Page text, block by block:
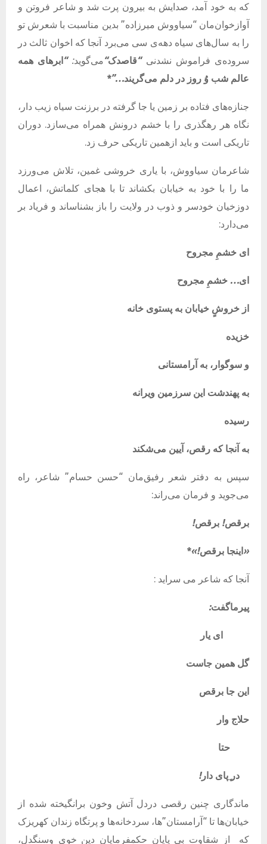
که به خود آمد، صدایش به بیرون پرت شد و شاعر فروتن و
آوازخوان‌مان “سیاووش میرزاده” بدین مناسبت با شعرش تو
را به سال‌های سیاه دهه‌ی سی می‌برد آنجا که اخوان ثالث در
سروده‌ی فراموش نشدنی“قاصدک“می‌گوید:
“ابرهای همه
عالم شب وُ روز در دلم می‌گریند…”
*
جنازه‌های فتاده بر زمین یا جا گرفته در برزنت سیاه زیب دار،
نگاه هر رهگذری را با خشم درونش همراه می‌سازد. دوران
تاریکی است و باید ازهمین تاریکی حرف زد.
شاعرمان سیاووش، با یاری خروشی غمین، تلاش می‌ورزد
ما را با خود به خیابان بکشاند تا با هجای کلماتش، اعمال
دوزخیان خودسر و ذوب در ولایت را باز بشناساند و فریاد بر
می‌دارد:
ای خشمِ مجروح
ای… خشمِ مجروح
از خروشٍ خیابان به پستوی خانه
خزیده
و سوگوار، به آرامستانی
به پهندشت این سرزمین ویرانه
رسیده
به آنجا که رقص، آیین می‌شکند
سپس به دفتر شعر رفیق‌مان “حسن حسام” شاعر، راه
می‌جوید و فرمان می‌راند:
برقص! برقص!
«اینجا برقص!»*
آنجا که شاعر می سراید :
پیرماگفت:
ای یار
گل همین جاست
این جا برقص
حلاج وار
حتا
در ِپای دار!
ماندگاری چنین رقصی دردل آتش وخون برانگیخته شده از
خیابان‌ها تا “آرامستان”ها، سردخانه‌ها و پرتگاه زندان کهریزک
که
از شقاوت بی پایان حکمفرمایان دین خوی وسنگدل،